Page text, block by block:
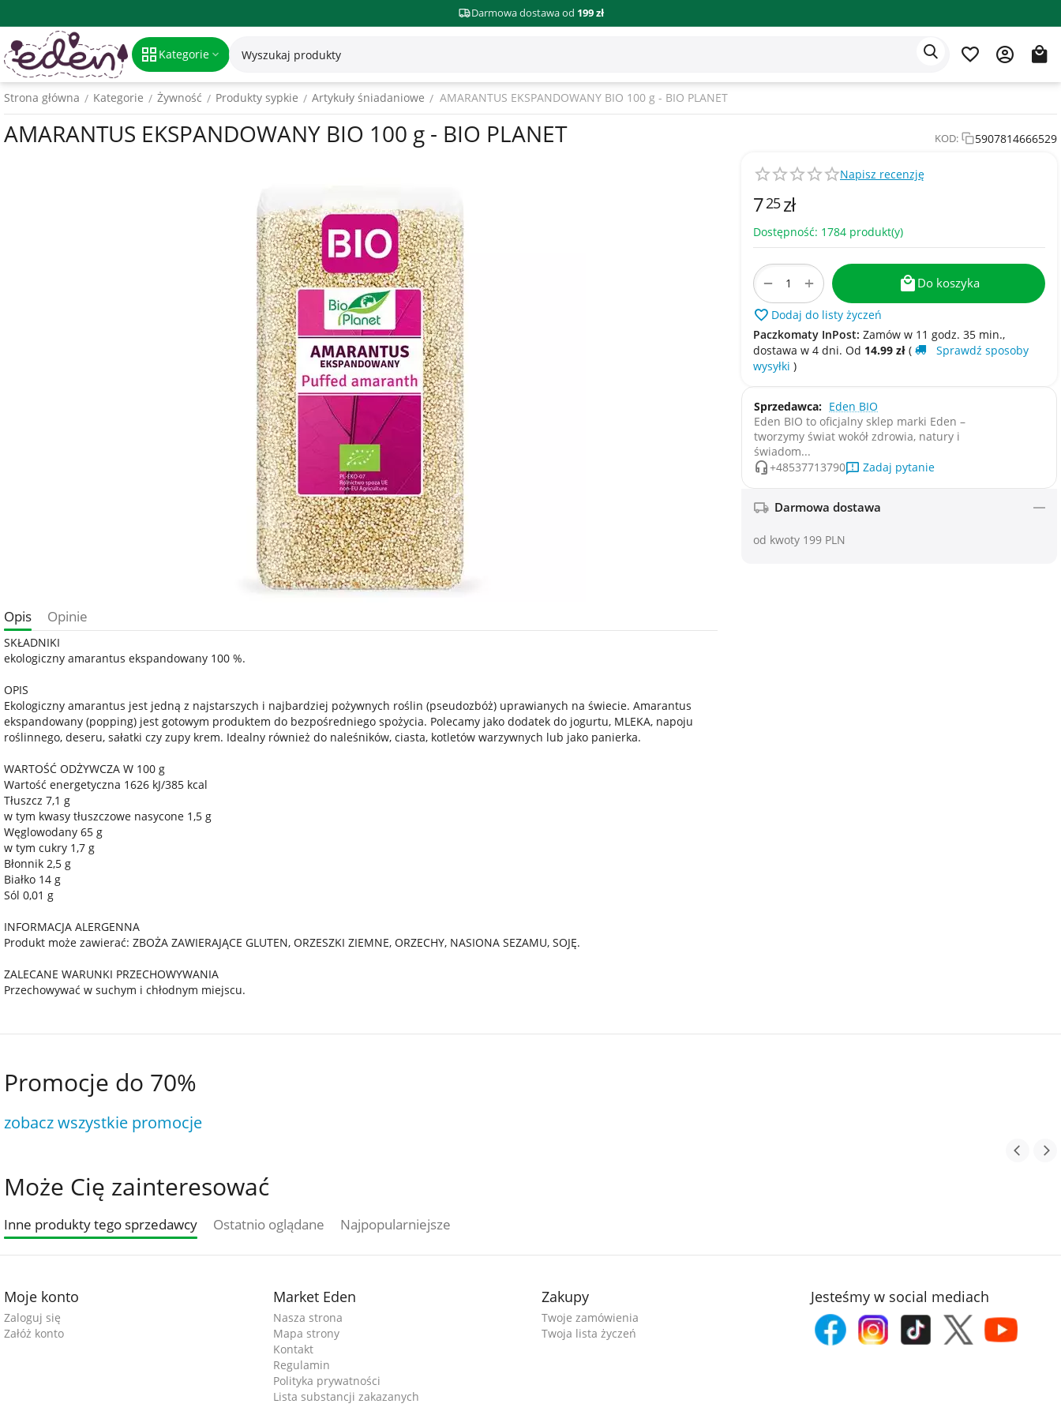
Darmowa dostawa od 199 zł
Kategorie
Strona główna / Kategorie / Żywność / Produkty sypkie / Artykuły śniadaniowe / AMARANTUS EKSPANDOWANY BIO 100 g - BIO PLANET
AMARANTUS EKSPANDOWANY BIO 100 g - BIO PLANET KOD: 5907814666529
Napisz recenzję
725zł
Dostępność: 1784 produkt(y)
+
− Do koszyka
Dodaj do listy życzeń
Paczkomaty InPost: Zamów w 11 godz. 35 min.,
dostawa w​​ 4 dni. Od 14.99 zł (
Sprawdź sposoby
wysyłki )
Sprzedawca: Eden BIO
Eden BIO to oficjalny sklep marki Eden –
tworzymy świat wokół zdrowia, natury i
świadom...
+48537713790
Zadaj pytanie
Darmowa dostawa
od kwoty 199 PLN
Opis Opinie
SKŁADNIKI
ekologiczny amarantus ekspandowany 100 %.
OPIS
Ekologiczny amarantus jest jedną z najstarszych i najbardziej pożywnych roślin (pseudozbóż) uprawianych na świecie. Amarantus
ekspandowany (popping) jest gotowym produktem do bezpośredniego spożycia. Polecamy jako dodatek do jogurtu, MLEKA, napoju
roślinnego, deseru, sałatki czy zupy krem. Idealny również do naleśników, ciasta, kotletów warzywnych lub jako panierka.
WARTOŚĆ ODŻYWCZA W 100 g
Wartość energetyczna 1626 kJ/385 kcal
Tłuszcz 7,1 g
w tym kwasy tłuszczowe nasycone 1,5 g
Węglowodany 65 g
w tym cukry 1,7 g
Błonnik 2,5 g
Białko 14 g
Sól 0,01 g
INFORMACJA ALERGENNA
Produkt może zawierać: ZBOŻA ZAWIERAJĄCE GLUTEN, ORZESZKI ZIEMNE, ORZECHY, NASIONA SEZAMU, SOJĘ.
ZALECANE WARUNKI PRZECHOWYWANIA
Przechowywać w suchym i chłodnym miejscu.
Promocje do 70%
zobacz wszystkie promocje
Może Cię zainteresować
Inne produkty tego sprzedawcy Ostatnio oglądane Najpopularniejsze
Moje konto
Zaloguj się
Załóż konto
Market Eden
Nasza strona
Mapa strony
Kontakt
Regulamin
Polityka prywatności
Lista substancji zakazanych
Zakupy
Twoje zamówienia
Twoja lista życzeń
Jesteśmy w social mediach